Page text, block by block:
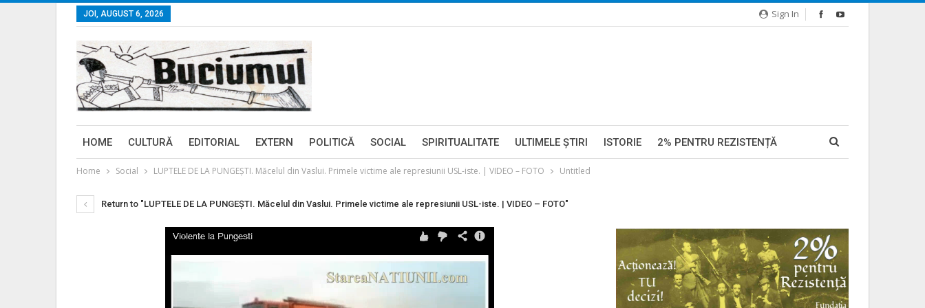
Sign In
JOI, AUGUST 6, 2026
HOME CULTURĂ EDITORIAL EXTERN POLITICĂ SOCIAL SPIRITUALITATE ULTIMELE ŞTIRI ISTORIE 2% PENTRU REZISTENȚĂ
Home Social LUPTELE DE LA PUNGEȘTI. Măcelul din Vaslui. Primele victime ale represiunii USL-iste. | VIDEO – FOTO Untitled
Return to "LUPTELE DE LA PUNGEȘTI. Măcelul din Vaslui. Primele victime ale represiunii USL-iste. | VIDEO – FOTO"